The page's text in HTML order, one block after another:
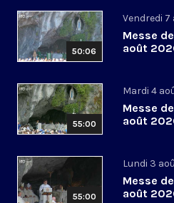
50:06
Vendredi
Messe
août
55:00
Mardi 4
Messe
août
55:00
Lundi 3
Messe
août